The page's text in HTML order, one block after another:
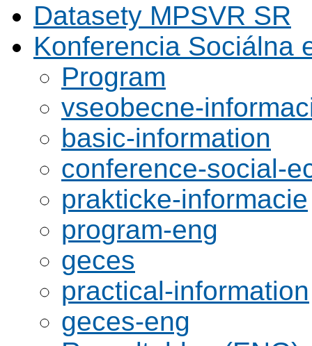
Datasety MPSVR SR
Konferencia Sociálna
Program
vseobecne-
basic-information
conference-social-
prakticke-informacie
program-eng
geces
practical-information
geces-eng